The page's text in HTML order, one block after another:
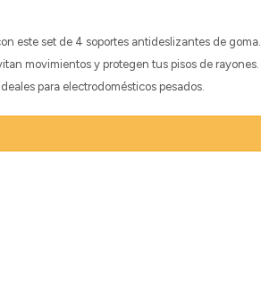
este set de 4 soportes antideslizantes de goma.
movimientos y protegen tus pisos de rayones.
para electrodomésticos pesados.